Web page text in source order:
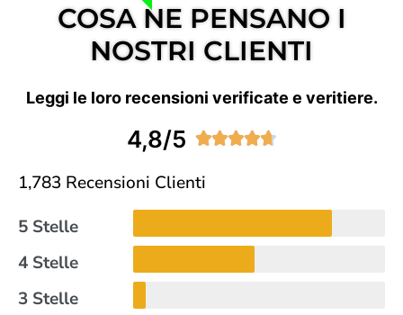
COSA NE PENSANO I
NOSTRI CLIENTI
Leggi le loro recensioni verificate e veritiere.
4,8/5 
1,783 Recensioni Clienti
5 Stelle
4 Stelle
3 Stelle